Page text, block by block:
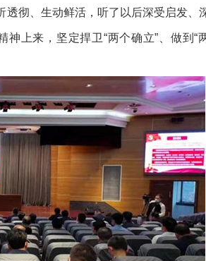
透彻、生动鲜活，听了以后深受启发、
上来，坚定捍卫“两个确立”、做到“